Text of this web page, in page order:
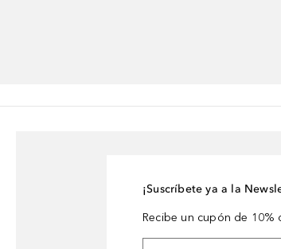
¡Suscríbete ya a la
Recibe un cupón de 10%